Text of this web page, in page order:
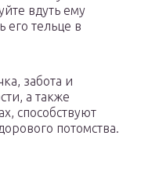
вдуть ему
его тельце в
забота и
а также
способствуют
потомства.